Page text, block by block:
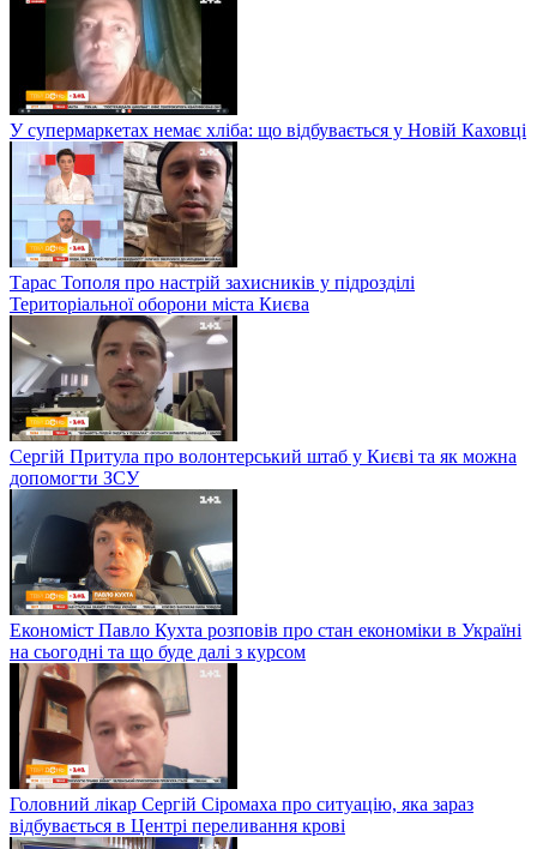
У супермаркетах немає хліба: що відбувається у Новій Каховці
Тарас Тополя про настрій захисників у підрозділі
Територіальної оборони міста Києва
Сергій Притула про волонтерський штаб у Києві та як можна
допомогти ЗСУ
Економіст Павло Кухта розповів про стан економіки в Україні
на сьогодні та що буде далі з курсом
Головний лікар Сергій Сіромаха про ситуацію, яка зараз
відбувається в Центрі переливання крові